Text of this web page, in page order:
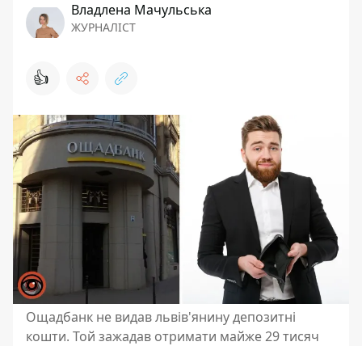
Владлена Мачульська
ЖУРНАЛІСТ
👍
Ощадбанк не видав львів'янину депозитні
кошти. Той зажадав отримати майже 29 тисяч